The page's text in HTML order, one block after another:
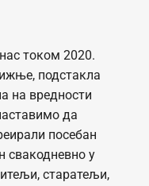
током 2020.
подстакла
на вредности
да
посебан
свакодневно у
старатељи,